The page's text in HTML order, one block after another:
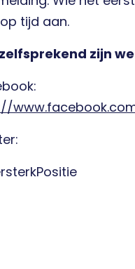
tijd aan.
zijn